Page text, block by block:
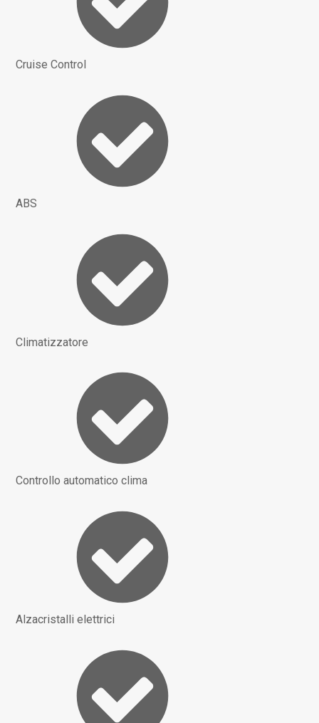
Cruise Control
ABS
Climatizzatore
Controllo automatico clima
Alzacristalli elettrici